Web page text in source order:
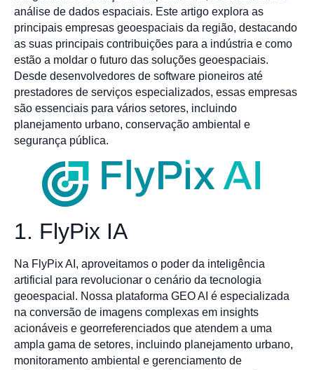
análise de dados espaciais. Este artigo explora as
principais empresas geoespaciais da região, destacando
as suas principais contribuições para a indústria e como
estão a moldar o futuro das soluções geoespaciais.
Desde desenvolvedores de software pioneiros até
prestadores de serviços especializados, essas empresas
são essenciais para vários setores, incluindo
planejamento urbano, conservação ambiental e
segurança pública.
1. FlyPix IA
Na FlyPix AI, aproveitamos o poder da inteligência
artificial para revolucionar o cenário da tecnologia
geoespacial. Nossa plataforma GEO AI é especializada
na conversão de imagens complexas em insights
acionáveis e georreferenciados que atendem a uma
ampla gama de setores, incluindo planejamento urbano,
monitoramento ambiental e gerenciamento de